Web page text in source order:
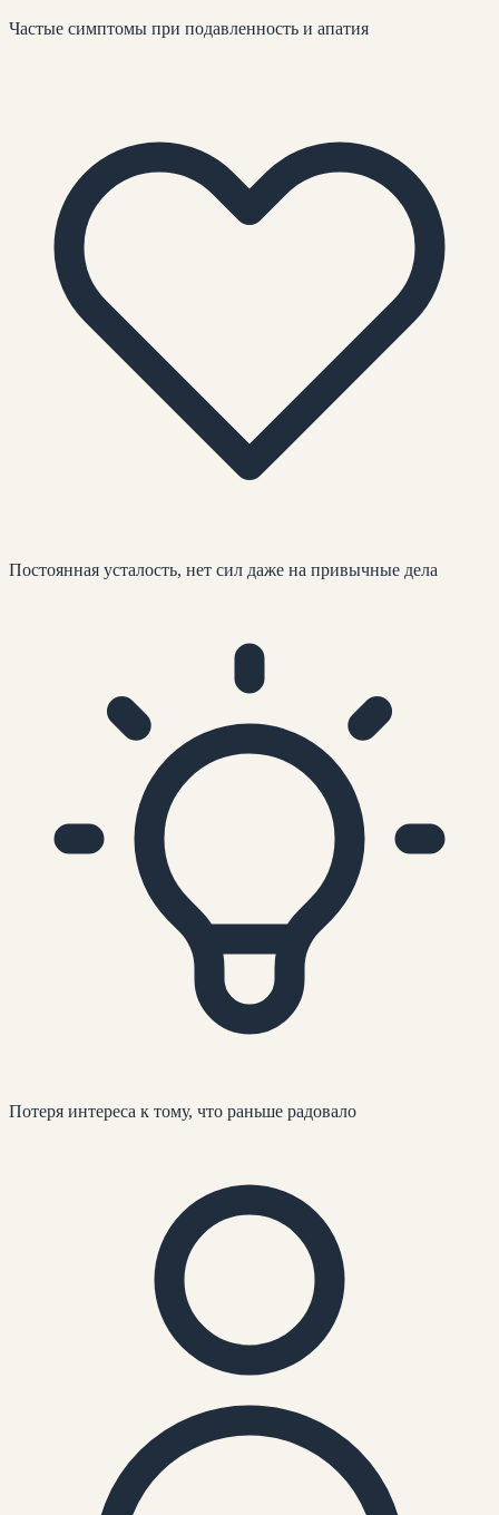
Частые симптомы при подавленность и апатия
Постоянная усталость, нет сил даже на привычные дела
Потеря интереса к тому, что раньше радовало